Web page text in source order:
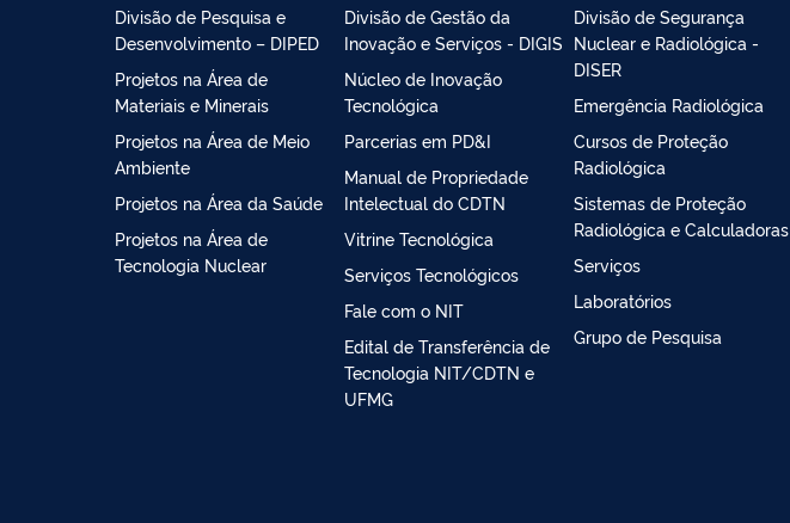
Divisão de Pesquisa e
Desenvolvimento – DIPED
Projetos na Área de
Materiais e Minerais
Projetos na Área de Meio
Ambiente
Projetos na Área da Saúde
Projetos na Área de
Tecnologia Nuclear
Divisão de Gestão da
Inovação e Serviços - DIGIS
Núcleo de Inovação
Tecnológica
Parcerias em PD&I
Manual de Propriedade
Intelectual do CDTN
Vitrine Tecnológica
Serviços Tecnológicos
Fale com o NIT
Edital de Transferência de
Tecnologia NIT/CDTN e
UFMG
Divisão de Segurança
Nuclear e Radiológica -
DISER
Emergência Radiológica
Cursos de Proteção
Radiológica
Sistemas de Proteção
Radiológica e Calculadoras
Serviços
Laboratórios
Grupo de Pesquisa